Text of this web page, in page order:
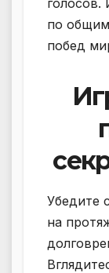
по
побед
Убедите
на